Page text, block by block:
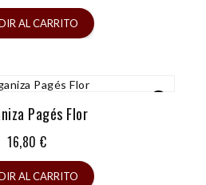
AL CARRITO
Pagés Flor
Precio
16,80 €
AL CARRITO